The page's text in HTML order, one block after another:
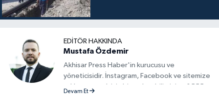
EDITÖR HAKKINDA
Mustafa Özdemir
Akhisar Press Haber'in kurucusu ve
yöneticisidir. İnstagram, Facebook ve sitemize
reklam vermek için bize ulaşabilirsiniz - 0555
Devam Et